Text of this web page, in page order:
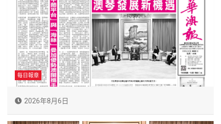
每日報章
2026年8月6日